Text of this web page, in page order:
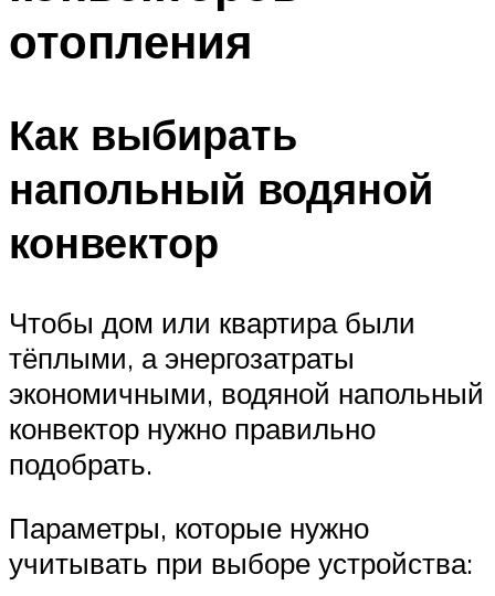
отопления
Как выбирать
напольный водяной
конвектор
Чтобы дом или квартира были
тёплыми, а энергозатраты
экономичными, водяной напольный
конвектор нужно правильно
подобрать.
Параметры, которые нужно
учитывать при выборе устройства: